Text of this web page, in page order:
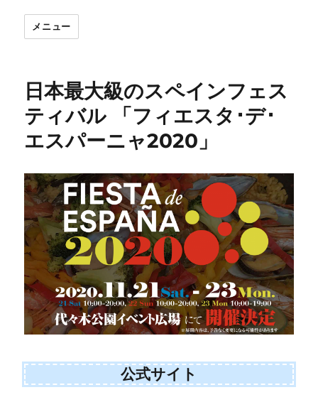
メニュー
日本最大級のスペインフェス
ティバル 「フィエスタ･デ･
エスパーニャ2020」
公式サイト